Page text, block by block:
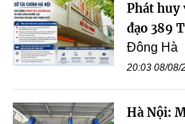
Phát huy
đạo 389
Đông Hà
20:03 08/08/
Hà Nội: